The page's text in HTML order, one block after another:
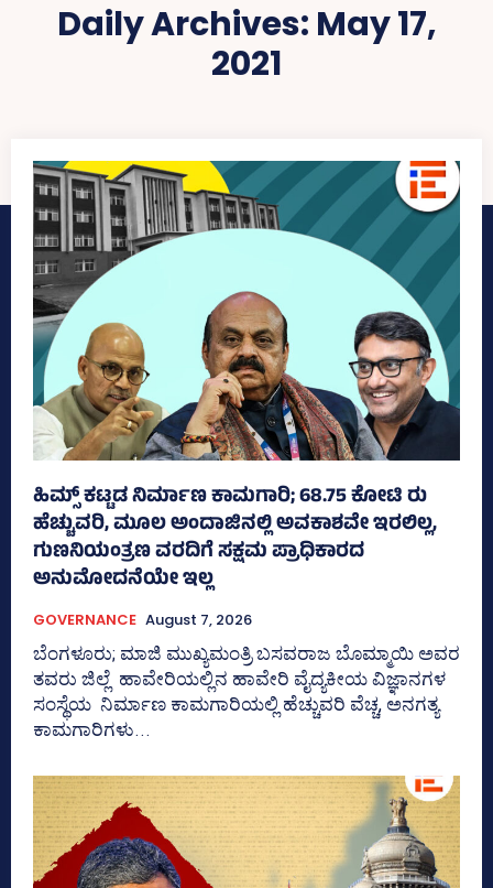
Daily Archives: May 17,
2021
ಹಿಮ್ಸ್‌ ಕಟ್ಟಡ ನಿರ್ಮಾಣ ಕಾಮಗಾರಿ; 68.75 ಕೋಟಿ ರು
ಹೆಚ್ಚುವರಿ, ಮೂಲ ಅಂದಾಜಿನಲ್ಲಿ ಅವಕಾಶವೇ ಇರಲಿಲ್ಲ,
ಗುಣನಿಯಂತ್ರಣ ವರದಿಗೆ ಸಕ್ಷಮ ಪ್ರಾಧಿಕಾರದ
ಅನುಮೋದನೆಯೇ ಇಲ್ಲ
GOVERNANCE August 7, 2026
ಬೆಂಗಳೂರು; ಮಾಜಿ ಮುಖ್ಯಮಂತ್ರಿ ಬಸವರಾಜ ಬೊಮ್ಮಾಯಿ ಅವರ
ತವರು ಜಿಲ್ಲೆ ಹಾವೇರಿಯಲ್ಲಿನ ಹಾವೇರಿ ವೈದ್ಯಕೀಯ ವಿಜ್ಞಾನಗಳ
ಸಂಸ್ಥೆಯ ನಿರ್ಮಾಣ ಕಾಮಗಾರಿಯಲ್ಲಿ ಹೆಚ್ಚುವರಿ ವೆಚ್ಚ, ಅನಗತ್ಯ
ಕಾಮಗಾರಿಗಳು...